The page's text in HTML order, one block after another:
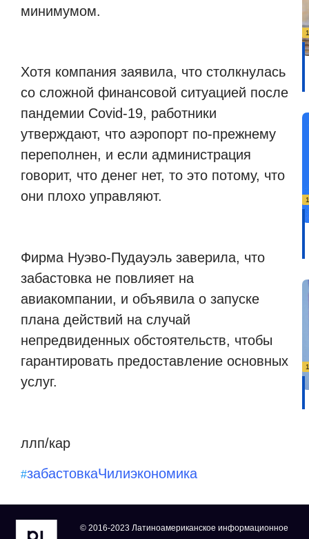
минимумом.
Хотя компания заявила, что столкнулась
со сложной финансовой ситуацией после
пандемии Covid-19, работники
утверждают, что аэропорт по-прежнему
переполнен, и если администрация
говорит, что денег нет, то это потому, что
они плохо управляют.
Фирма Нуэво-Пудауэль заверила, что
забастовка не повлияет на
авиакомпании, и объявила о запуске
плана действий на случай
непредвиденных обстоятельств, чтобы
гарантировать предоставление основных
услуг.
ллп/кар
#забастовкаЧилиэкономика
© 2016-2023 Латиноамериканское информационное